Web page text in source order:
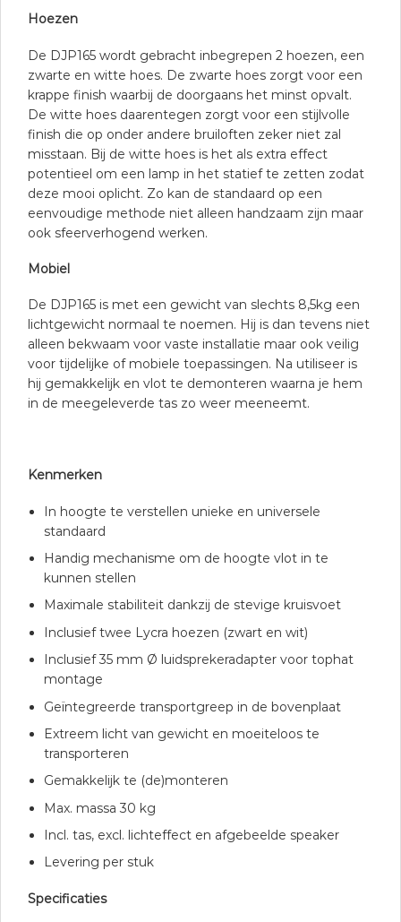
Hoezen
De DJP165 wordt gebracht inbegrepen 2 hoezen, een
zwarte en witte hoes. De zwarte hoes zorgt voor een
krappe finish waarbij de doorgaans het minst opvalt.
De witte hoes daarentegen zorgt voor een stijlvolle
finish die op onder andere bruiloften zeker niet zal
misstaan. Bij de witte hoes is het als extra effect
potentieel om een lamp in het statief te zetten zodat
deze mooi oplicht. Zo kan de standaard op een
eenvoudige methode niet alleen handzaam zijn maar
ook sfeerverhogend werken.
Mobiel
De DJP165 is met een gewicht van slechts 8,5kg een
lichtgewicht normaal te noemen. Hij is dan tevens niet
alleen bekwaam voor vaste installatie maar ook veilig
voor tijdelijke of mobiele toepassingen. Na utiliseer is
hij gemakkelijk en vlot te demonteren waarna je hem
in de meegeleverde tas zo weer meeneemt.
Kenmerken
In hoogte te verstellen unieke en universele
standaard
Handig mechanisme om de hoogte vlot in te
kunnen stellen
Maximale stabiliteit dankzij de stevige kruisvoet
Inclusief twee Lycra hoezen (zwart en wit)
Inclusief 35 mm Ø luidsprekeradapter voor tophat
montage
Geïntegreerde transportgreep in de bovenplaat
Extreem licht van gewicht en moeiteloos te
transporteren
Gemakkelijk te (de)monteren
Max. massa 30 kg
Incl. tas, excl. lichteffect en afgebeelde speaker
Levering per stuk
Specificaties